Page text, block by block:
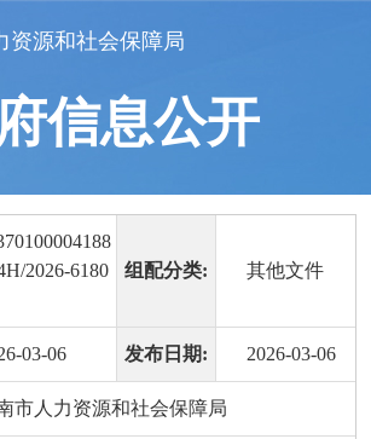
资源和社会保障局
信息公开
2026-6180
组配分类: 其他文件
03-06 发布日期: 2026-03-06
市人力资源和社会保障局